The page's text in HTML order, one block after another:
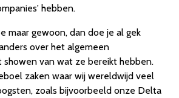
hebben.
maar gewoon, dan doe je al gek
over het algemeen
showen van wat ze bereikt hebben.
zaken waar wij wereldwijd veel
zoals bijvoorbeeld onze Delta